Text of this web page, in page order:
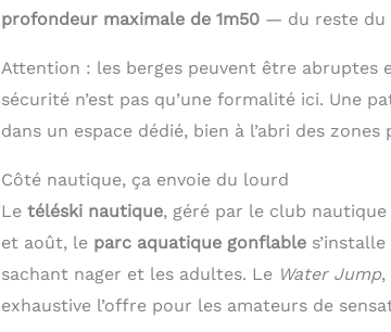
profondeur maximale de 1m50— du reste du
Attention : les berges peuvent être abruptes
sécurité n’est pas qu’une formalité ici. Une
dans un espace dédié, bien à l’abri des
Côté nautique, ça envoie du lourd
Le téléski nautique, géré par le club
et août, le parc aquatique gonflables’installe
sachant nager et les adultes. Le Water Jump,
exhaustive l’offre pour les amateurs de